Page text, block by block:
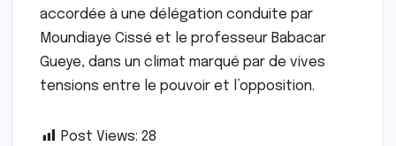
accordée à une délégation conduite par
Moundiaye Cissé et le professeur Babacar
Gueye, dans un climat marqué par de vives
tensions entre le pouvoir et l’opposition.
Post Views: 28